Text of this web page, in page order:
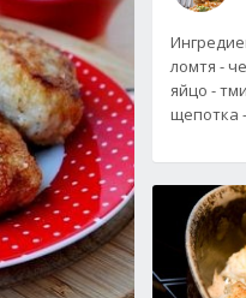
ломтя -
яйцо -
щепотка